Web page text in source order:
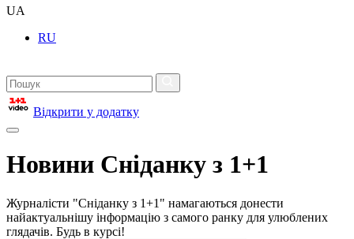
UA
RU
Відкрити у додатку
Новини Сніданку з 1+1
Журналісти "Сніданку з 1+1" намагаються донести
найактуальнішу інформацію з самого ранку для улюблених
глядачів. Будь в курсі!